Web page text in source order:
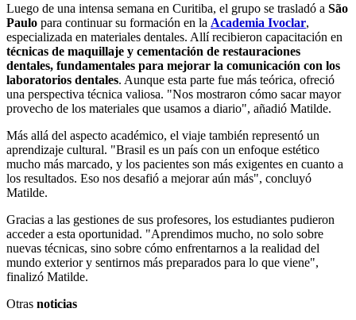
Luego de una intensa semana en Curitiba, el grupo se trasladó a São
Paulo para continuar su formación en la Academia Ivoclar,
especializada en materiales dentales. Allí recibieron capacitación en
técnicas de maquillaje y cementación de restauraciones
dentales, fundamentales para mejorar la comunicación con los
laboratorios dentales. Aunque esta parte fue más teórica, ofreció
una perspectiva técnica valiosa. "Nos mostraron cómo sacar mayor
provecho de los materiales que usamos a diario", añadió Matilde.
Más allá del aspecto académico, el viaje también representó un
aprendizaje cultural. "Brasil es un país con un enfoque estético
mucho más marcado, y los pacientes son más exigentes en cuanto a
los resultados. Eso nos desafió a mejorar aún más", concluyó
Matilde.
Gracias a las gestiones de sus profesores, los estudiantes pudieron
acceder a esta oportunidad. "Aprendimos mucho, no solo sobre
nuevas técnicas, sino sobre cómo enfrentarnos a la realidad del
mundo exterior y sentirnos más preparados para lo que viene",
finalizó Matilde.
Otras noticias